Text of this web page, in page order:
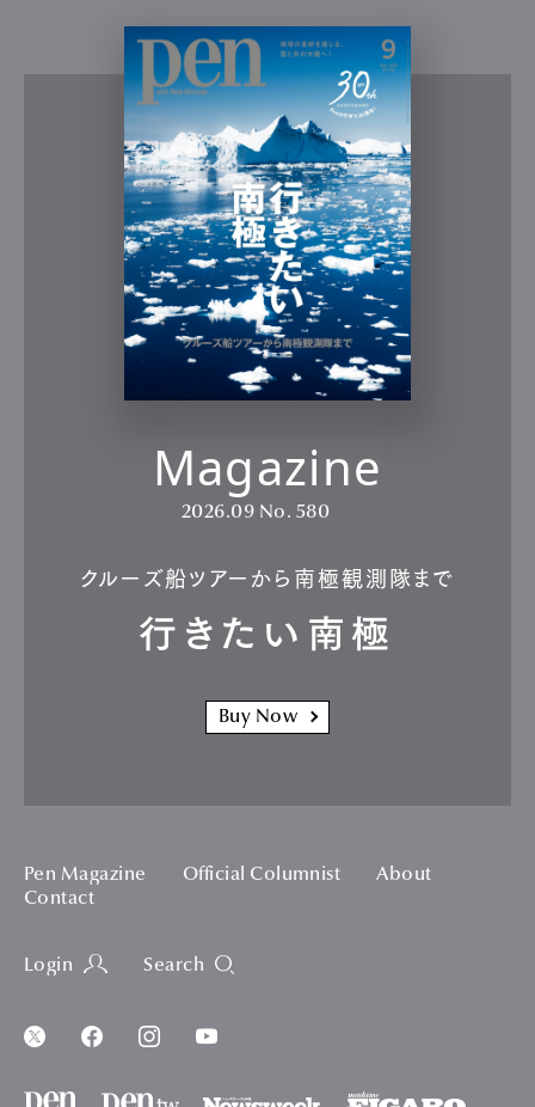
Magazine
2026.09 No. 580
クルーズ船ツアーから南極観測隊まで
行きたい南極
Buy Now
Pen Magazine Official Columnist
About
Contact
Login Search